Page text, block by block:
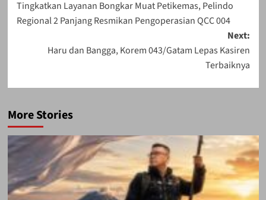
navigation
Tingkatkan Layanan Bongkar Muat Petikemas, Pelindo
Regional 2 Panjang Resmikan Pengoperasian QCC 004
Next:
Haru dan Bangga, Korem 043/Gatam Lepas Kasiren
Terbaiknya
More Stories